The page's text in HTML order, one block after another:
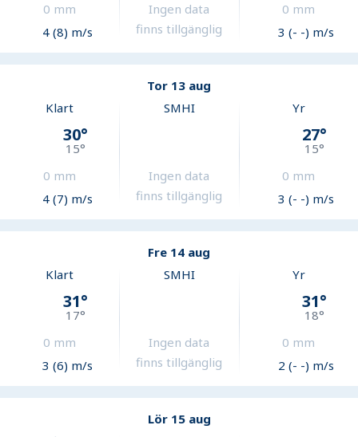
0 mm
4 (8) m/s
Ingen data
finns tillgänglig
0 mm
3 (- -) m/s
Tor 13 aug
Klart
30°
15°
0 mm
4 (7) m/s
SMHI
Ingen data
finns tillgänglig
Yr
27°
15°
0 mm
3 (- -) m/s
Fre 14 aug
Klart
31°
17°
0 mm
3 (6) m/s
SMHI
Ingen data
finns tillgänglig
Yr
31°
18°
0 mm
2 (- -) m/s
Lör 15 aug